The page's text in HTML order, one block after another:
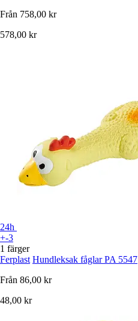
Från 758,00 kr
578,00 kr
24h
+-3
1 färger
Ferplast Hundleksak fåglar PA 5547
Från 86,00 kr
48,00 kr